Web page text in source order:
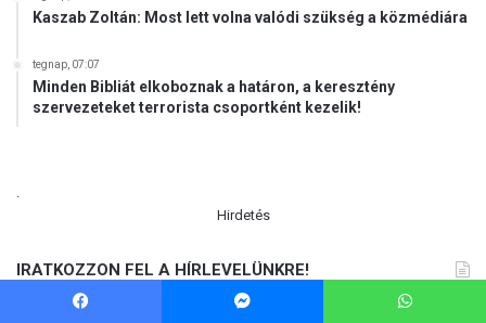
Kaszab Zoltán: Most lett volna valódi szükség a közmédiára
tegnap, 07:07
Minden Bibliát elkoboznak a határon, a keresztény
szervezeteket terrorista csoportként kezelik!
Hirdetés
IRATKOZZON FEL A HÍRLEVELÜNKRE!